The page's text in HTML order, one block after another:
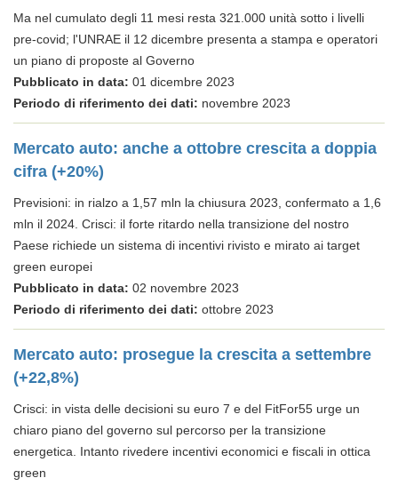
Ma nel cumulato degli 11 mesi resta 321.000 unità sotto i livelli
pre-covid; l'UNRAE il 12 dicembre presenta a stampa e operatori
un piano di proposte al Governo
Pubblicato in data: 01 dicembre 2023
Periodo di riferimento dei dati: novembre 2023
Mercato auto: anche a ottobre crescita a doppia
cifra (+20%)
Previsioni: in rialzo a 1,57 mln la chiusura 2023, confermato a 1,6
mln il 2024. Crisci: il forte ritardo nella transizione del nostro
Paese richiede un sistema di incentivi rivisto e mirato ai target
green europei
Pubblicato in data: 02 novembre 2023
Periodo di riferimento dei dati: ottobre 2023
Mercato auto: prosegue la crescita a settembre
(+22,8%)
Crisci: in vista delle decisioni su euro 7 e del FitFor55 urge un
chiaro piano del governo sul percorso per la transizione
energetica. Intanto rivedere incentivi economici e fiscali in ottica
green